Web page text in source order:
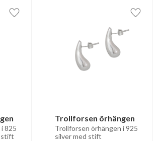
825
stift
Lägg till i favoriter
Trollforsen örhängen
Trollforsen örhängen i 925
silver med stift
Lägg